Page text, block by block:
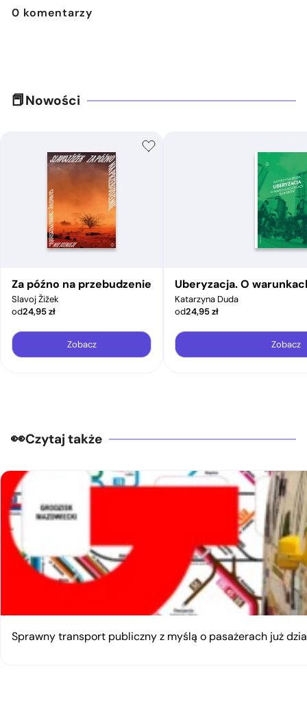
0 komentarzy
Nowości
Za późno na przebudzenie
Slavoj Žižek
od24,95zł
Zobacz
Uberyzacja. O
Katarzyna Duda
od24,95zł
Zobacz
Czytaj także
Sprawny transport publiczny z myślą o pasażerach już